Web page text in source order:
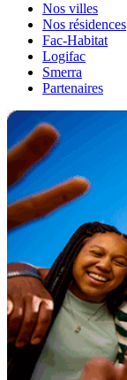
Nos villes
Nos résidences
Fac-Habitat
Logifac
Smerra
Partenaires